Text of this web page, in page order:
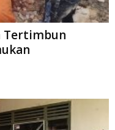
Tertimbun